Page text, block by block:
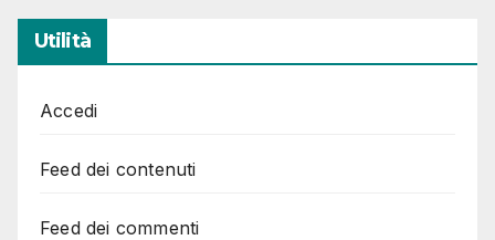
Utilità
Accedi
Feed dei contenuti
Feed dei commenti